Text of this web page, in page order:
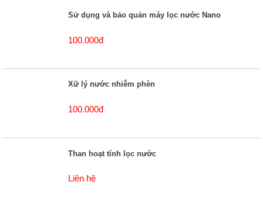
Sử dụng và bảo quản máy lọc nước Nano
100.000đ
Xữ lý nước nhiễm phèn
100.000đ
Than hoạt tính lọc nước
Liên hệ